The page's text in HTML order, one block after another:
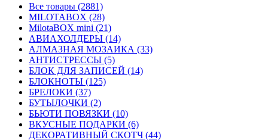
Все товары (2881)
MILOTABOX (28)
MilotaBOX mini (21)
АВИАХОЛДЕРЫ (14)
АЛМАЗНАЯ МОЗАИКА (33)
АНТИСТРЕССЫ (5)
БЛОК ДЛЯ ЗАПИСЕЙ (14)
БЛОКНОТЫ (125)
БРЕЛОКИ (37)
БУТЫЛОЧКИ (2)
БЬЮТИ ПОВЯЗКИ (10)
ВКУСНЫЕ ПОДАРКИ (6)
ДЕКОРАТИВНЫЙ СКОТЧ (44)